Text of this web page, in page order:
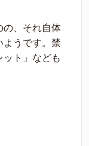
の、それ自体
ようです。禁
ト」なども